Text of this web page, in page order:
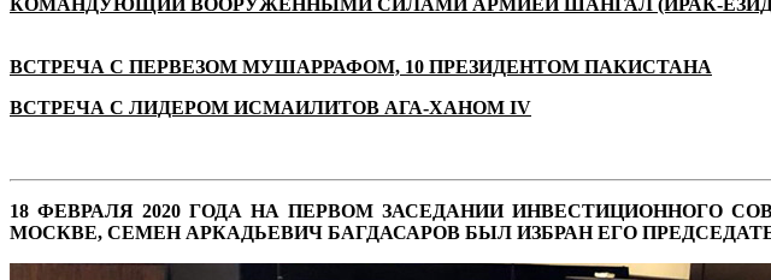
ВСТРЕЧА С ПЕРВЕЗОМ МУШАРРАФОМ, 10 ПРЕЗИДЕНТОМ ПАКИСТАНА
ВСТРЕЧА С ЛИДЕРОМ ИСМАИЛИТОВ АГА-ХАНОМ IV
18 ФЕВРАЛЯ 2020 ГОДА НА ПЕРВОМ ЗАСЕДАНИИ ИНВЕСТИЦИОННОГО
МОСКВЕ, СЕМЕН АРКАДЬЕВИЧ БАГДАСАРОВ БЫЛ ИЗБРАН ЕГО